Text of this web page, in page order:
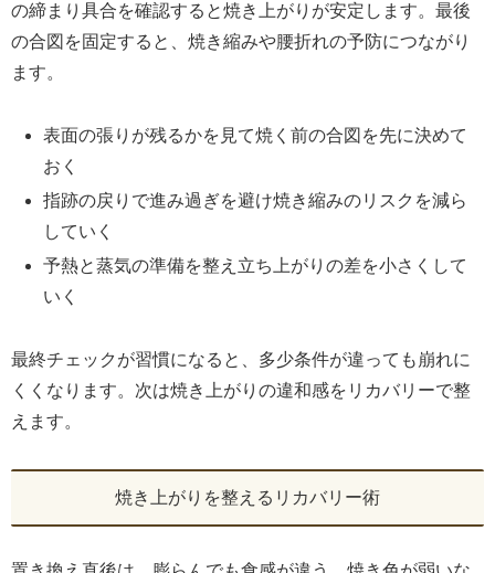
の締まり具合を確認すると焼き上がりが安定します。最後
の合図を固定すると、焼き縮みや腰折れの予防につながり
ます。
表面の張りが残るかを見て焼く前の合図を先に決めて
おく
指跡の戻りで進み過ぎを避け焼き縮みのリスクを減ら
していく
予熱と蒸気の準備を整え立ち上がりの差を小さくして
いく
最終チェックが習慣になると、多少条件が違っても崩れに
くくなります。次は焼き上がりの違和感をリカバリーで整
えます。
焼き上がりを整えるリカバリー術